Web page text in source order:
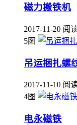
磁力搬铁机
2017-11-20 阅
5图
吊运捆扎螺
2017-11-10 阅
4图
电永磁铁